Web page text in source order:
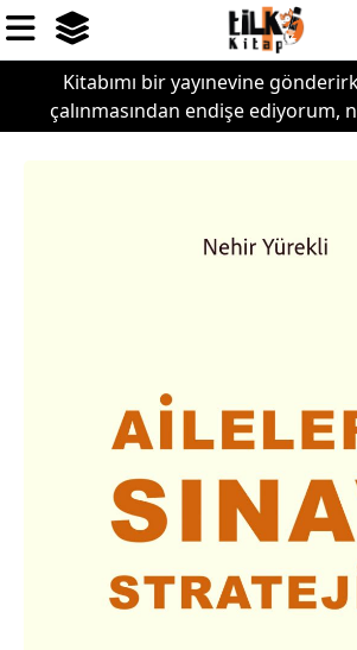
Kitabımı bir yayınevine
çalınmasından endişe ediyorum,